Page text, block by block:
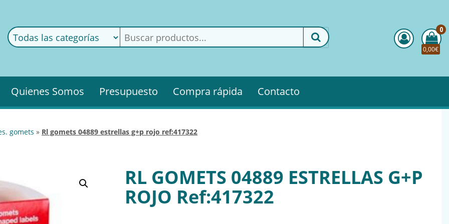
0
0,00€
Quienes Somos Presupuesto Compra rápida Contacto
gomets » rl gomets 04889 estrellas g+p rojo ref:417322
RL GOMETS 04889 ESTRELLAS G+P
ROJO Ref:417322